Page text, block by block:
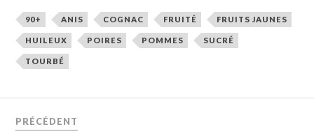
90+ ANIS COGNAC FRUITÉ FRUITS JAUNES
HUILEUX POIRES POMMES SUCRÉ
TOURBÉ
PRÉCÉDENT